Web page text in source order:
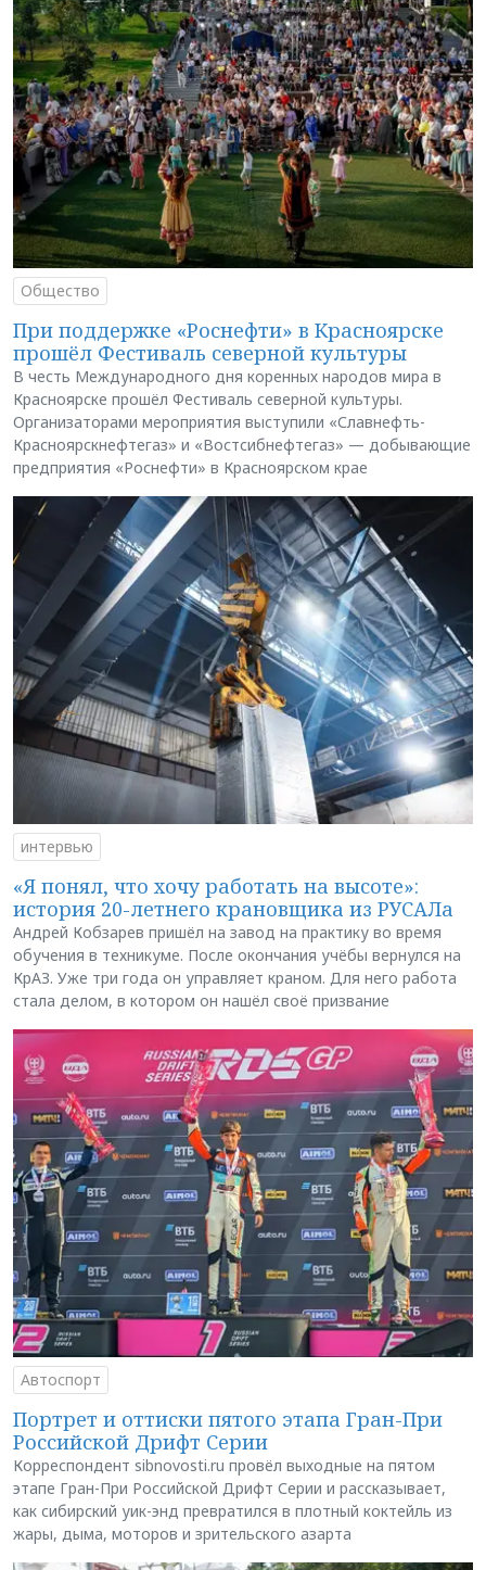
Общество
При поддержке «Роснефти» в Красноярске
прошёл Фестиваль северной культуры
В честь Международного дня коренных народов мира в
Красноярске прошёл Фестиваль северной культуры.
Организаторами мероприятия выступили «Славнефть-
Красноярскнефтегаз» и «Востсибнефтегаз» — добывающие
предприятия «Роснефти» в Красноярском крае
интервью
«Я понял, что хочу работать на высоте»:
история 20-летнего крановщика из РУСАЛа
Андрей Кобзарев пришёл на завод на практику во время
обучения в техникуме. После окончания учёбы вернулся на
КрАЗ. Уже три года он управляет краном. Для него работа
стала делом, в котором он нашёл своё призвание
Автоспорт
Портрет и оттиски пятого этапа Гран-При
Российской Дрифт Серии
Корреспондент sibnovosti.ru провёл выходные на пятом
этапе Гран-При Российской Дрифт Серии и рассказывает,
как сибирский уик-энд превратился в плотный коктейль из
жары, дыма, моторов и зрительского азарта